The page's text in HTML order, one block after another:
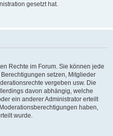
gesetzt hat.
Rechte im Forum. Sie können jede
setzen, Mitglieder
vergeben usw. Die
davon abhängig, welche
ein anderer Administrator erteilt
haben,
wurde.